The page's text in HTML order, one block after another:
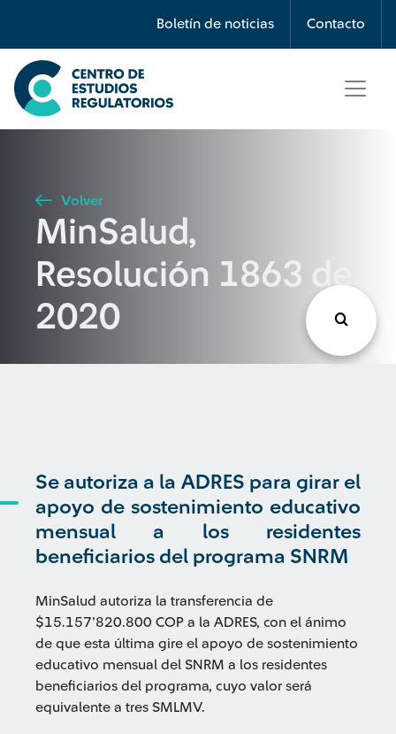
Boletín de noticias Contacto
Búsqueda
Seleccione país
Buscar
Volver
MinSalud,
Resolución 1863 de
2020
Se autoriza a la ADRES para girar el
apoyo de sostenimiento educativo
mensual a los residentes
beneficiarios del programa SNRM
MinSalud autoriza la transferencia de
$15.157’820.800 COP a la ADRES, con el ánimo
de que esta última gire el apoyo de sostenimiento
educativo mensual del SNRM a los residentes
beneficiarios del programa, cuyo valor será
equivalente a tres SMLMV.